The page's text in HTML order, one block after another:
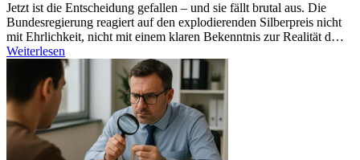
Jetzt ist die Entscheidung gefallen – und sie fällt brutal aus. Die
Bundesregierung reagiert auf den explodierenden Silberpreis nicht
mit Ehrlichkeit, nicht mit einem klaren Bekenntnis zur Realität d…
Weiterlesen